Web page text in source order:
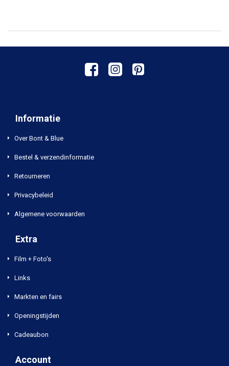
Informatie
Over Bont & Blue
Bestel & verzendinformatie
Retourneren
Privacybeleid
Algemene voorwaarden
Extra
Film + Foto's
Links
Markten en fairs
Openingstijden
Cadeaubon
Account